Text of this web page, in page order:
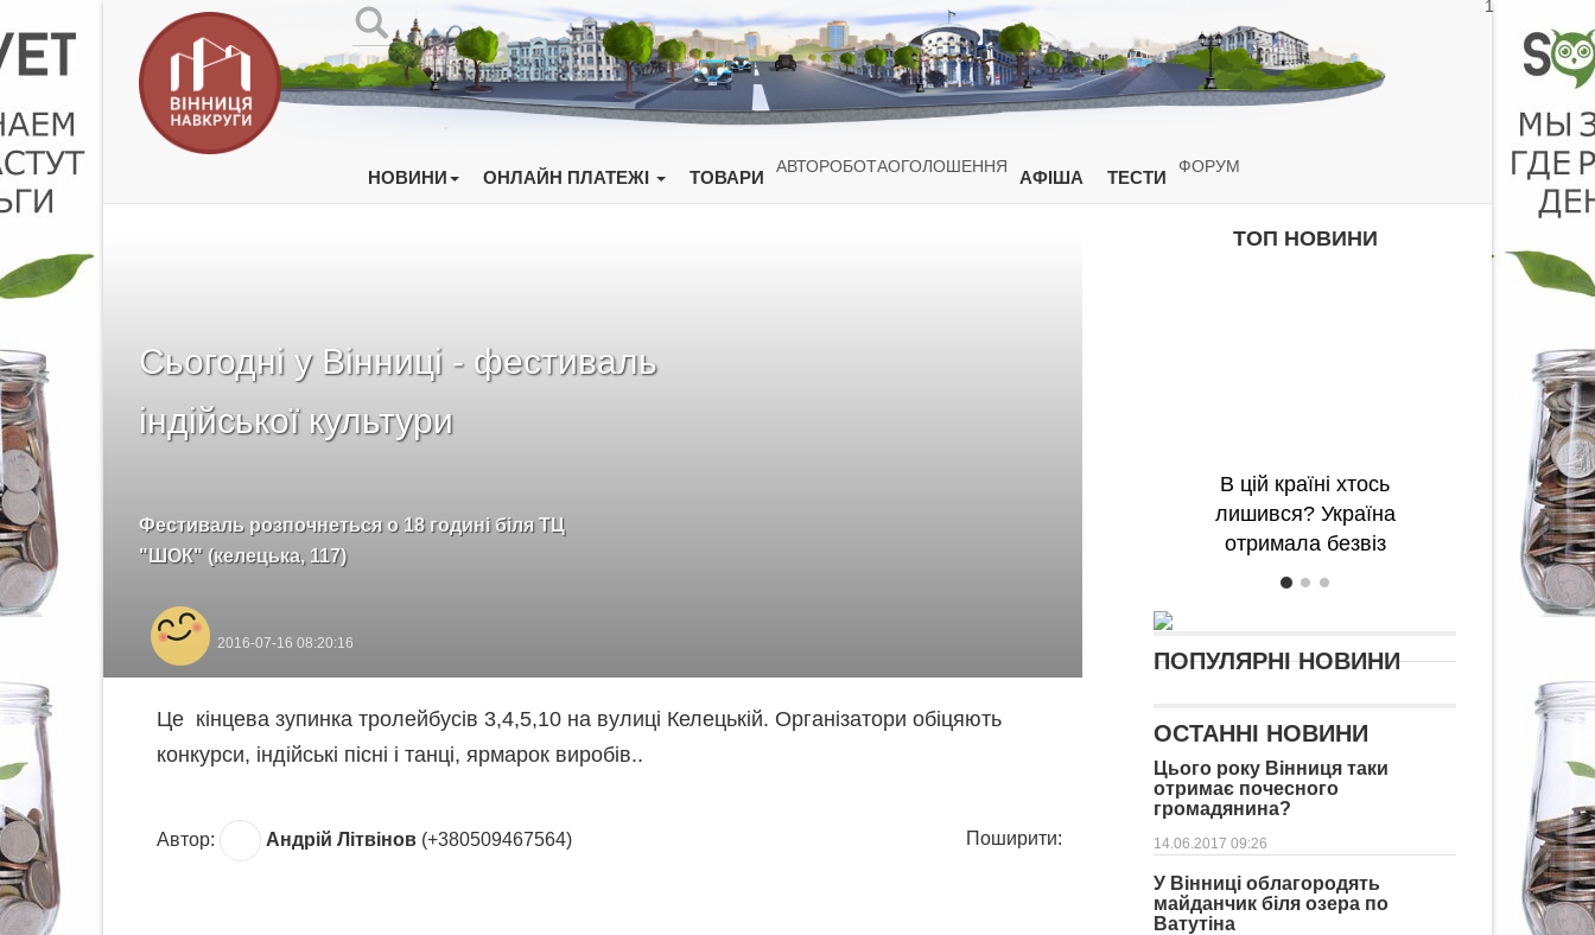
1
НОВИНИ ОНЛАЙН ПЛАТЕЖІ ТОВАРИ
АВТОРОБОТАОГОЛОШЕННЯ
АФІША ТЕСТИ
ФОРУМ
Сьогодні у Вінниці - фестиваль
індійської культури
Фестиваль розпочнеться о 18 годині біля ТЦ
"ШОК" (келецька, 117)
2016-07-16 08:20:16
Це кінцева зупинка тролейбусів 3,4,5,10 на вулиці Келецькій. Організатори обіцяють
конкурси, індійські пісні і танці, ярмарок виробів..
Автор: Андрій Літвінов (+380509467564) Поширити:
ТОП НОВИНИ
В цій країні хтось
лишився? Україна
отримала безвіз
ПОПУЛЯРНІ НОВИНИ
ОСТАННІ НОВИНИ
Цього року Вінниця таки
отримає почесного
громадянина?
14.06.2017 09:26
У Вінниці облагородять
майданчик біля озера по
Ватутіна